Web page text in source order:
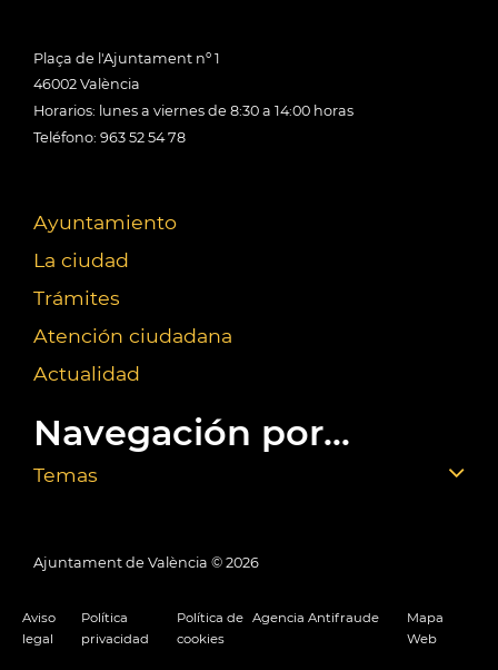
Plaça de l'Ajuntament nº 1
46002 València
Horarios: lunes a viernes de 8:30 a 14:00 horas
Teléfono: 963 52 54 78
Ayuntamiento
La ciudad
Trámites
Atención ciudadana
Actualidad
Navegación por...
Temas
Ajuntament de València © 2026
Aviso
legal
Política
privacidad
Política de
cookies
Agencia Antifraude
Mapa
Web